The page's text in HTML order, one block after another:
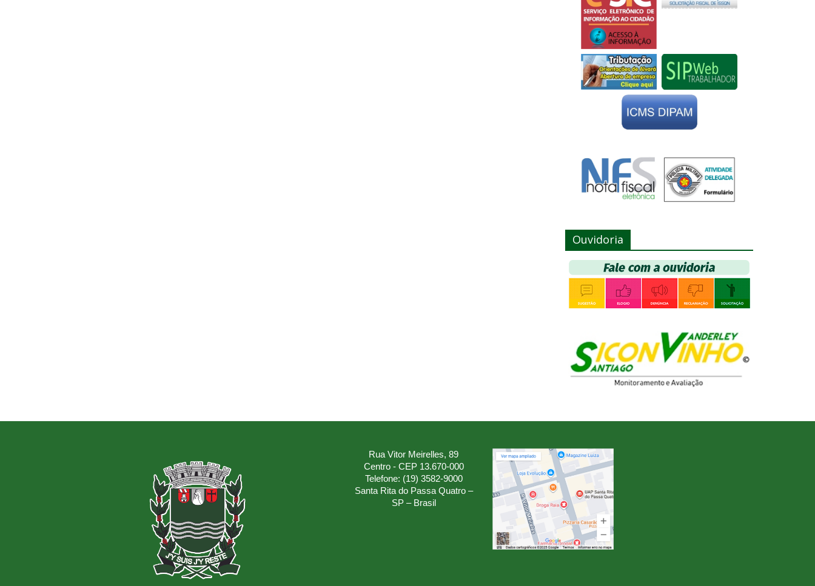
Ouvidoria
Rua Vitor Meirelles, 89
Centro - CEP 13.670-000
Telefone: (19) 3582-9000
Santa Rita do Passa Quatro –
SP – Brasil